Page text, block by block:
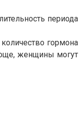
периода
гормона
женщины могут